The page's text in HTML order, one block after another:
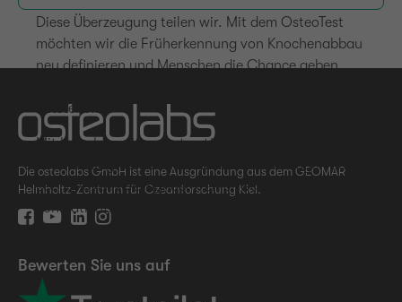
Diese Überzeugung teilen wir. Mit dem OsteoTest
möchten wir die Früherkennung von Knochenabbau
neu definieren und Menschen die Chance geben,
entstehen.
Mit Ihrer Investition unterstützen Sie den nächsten
Entwicklungsschritt von osteolabs und tragen dazu
bei, innovative Diagnostik einer wachsenden Zahl
von Patientinnen und Patienten zugänglich zu
machen.
Die osteolabs GmbH ist eine Ausgründung aus dem GEOMAR
Helmholtz-Zentrum für Ozeanforschung Kiel.
Bewerten Sie uns auf